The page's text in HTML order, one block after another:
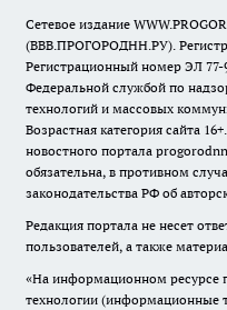
Сетевое издание
(ВВВ.ПРОГОРОДНН.РУ).
Регистрационный номер ЭЛ 77-
Федеральной службой по
технологий и массовых
Возрастная категория сайта
новостного портала
обязательна, в противном
законодательства РФ об
Редакция портала не несет
пользователей, а также
«На информационном ресурсе
технологии (информационные